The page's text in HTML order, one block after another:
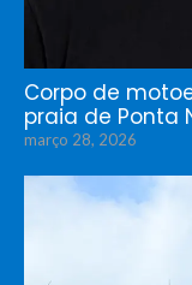
Corpo de
praia de Ponta
março 28, 2026